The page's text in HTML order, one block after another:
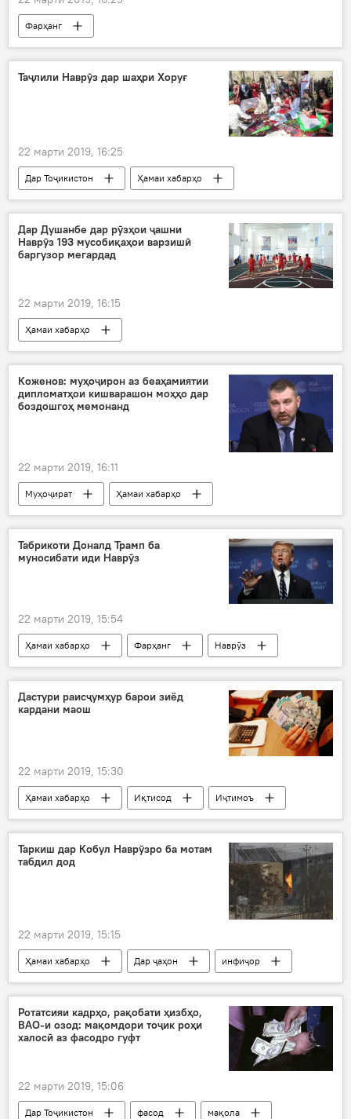
Фарҳанг
Таҷлили Наврӯз дар шаҳри Хоруғ
22 марти 2019, 16:25
Дар Тоҷикистон
Ҳамаи хабарҳо
Осиёи Марказӣ
Фарҳанг
Дар Душанбе дар рӯзҳои ҷашни
Наврӯз 193 мусобиқаҳои варзишӣ
баргузор мегардад
22 марти 2019, 16:15
Ҳамаи хабарҳо
Навигариҳои варзиши Тоҷикистон
шаҳрдорӣ
Дар Тоҷикистон
Душанбе
Коженов: муҳоҷирон аз беаҳамиятии
дипломатҳои кишварашон моҳҳо дар
боздошгоҳ мемонанд
22 марти 2019, 16:11
Муҳоҷират Ҳамаи хабарҳо
Табрикоти Доналд Трамп ба
муносибати иди Наврӯз
22 марти 2019, 15:54
Ҳамаи хабарҳо Фарҳанг
Наврӯз
ҷашн
табрикот
Дастури раисҷумҳур барои зиёд
кардани маош
22 марти 2019, 15:30
Ҳамаи хабарҳо Иқтисод
Иҷтимоъ
Осиёи Марказӣ
Таркиш дар Кобул Наврӯзро ба мотам
табдил дод
22 марти 2019, 15:15
Ҳамаи хабарҳо Дар ҷаҳон
инфиҷор
таркиш
Афғонистон даргузашт
Ротатсияи кадрҳо, рақобати ҳизбҳо,
ВАО-и озод: мақомдори тоҷик роҳи
халосӣ аз фасодро гуфт
22 марти 2019, 15:06
Дар Тоҷикистон фасод
мақола